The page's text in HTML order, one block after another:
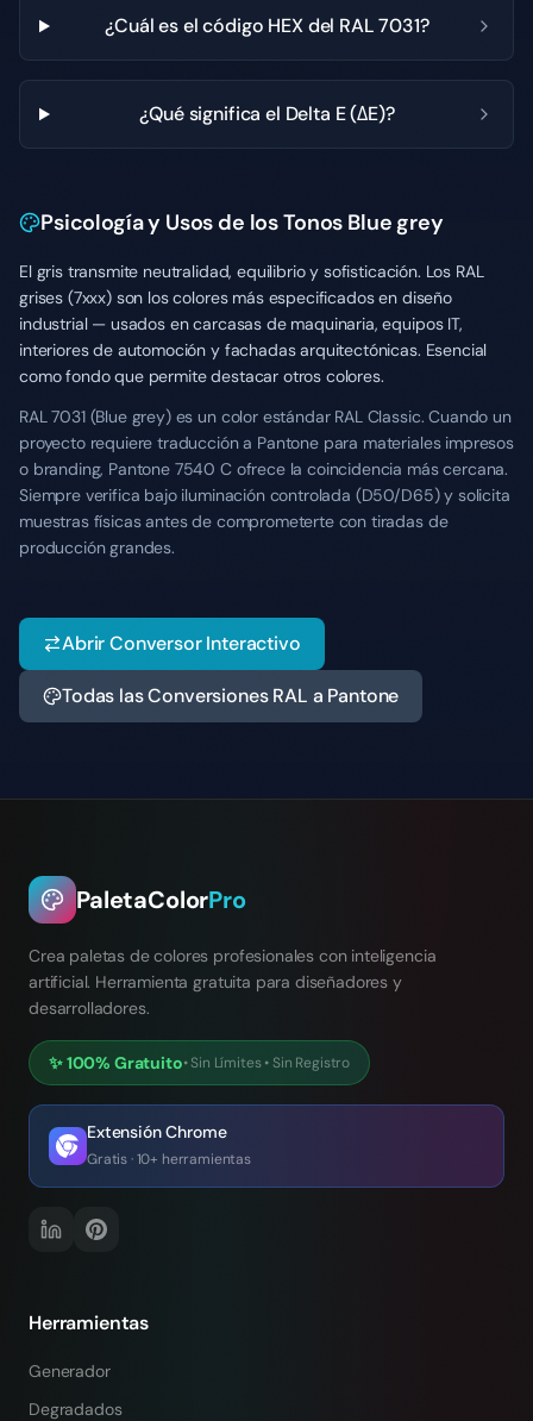
¿Cuál es el código HEX del RAL 7031?
¿Qué significa el Delta E (ΔE)?
Psicología y Usos de los Tonos Blue grey
El gris transmite neutralidad, equilibrio y sofisticación. Los RAL
grises (7xxx) son los colores más especificados en diseño
industrial — usados en carcasas de maquinaria, equipos IT,
interiores de automoción y fachadas arquitectónicas. Esencial
como fondo que permite destacar otros colores.
RAL 7031 (Blue grey) es un color estándar RAL Classic. Cuando un
proyecto requiere traducción a Pantone para materiales impresos
o branding, Pantone 7540 C ofrece la coincidencia más cercana.
Siempre verifica bajo iluminación controlada (D50/D65) y solicita
muestras físicas antes de comprometerte con tiradas de
producción grandes.
Abrir Conversor Interactivo
Todas las Conversiones RAL a Pantone
PaletaColorPro
Crea paletas de colores profesionales con inteligencia
artificial. Herramienta gratuita para diseñadores y
desarrolladores.
✨100% Gratuito•Sin Límites• Sin Registro
Extensión Chrome
Gratis · 10+ herramientas
Herramientas
Generador
Degradados